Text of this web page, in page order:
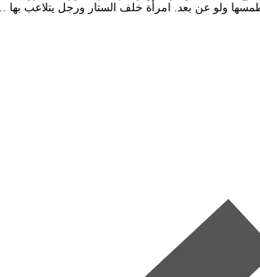
ولو عن بعد. امرأة خلف الستار ورجل يتلاعب بها …